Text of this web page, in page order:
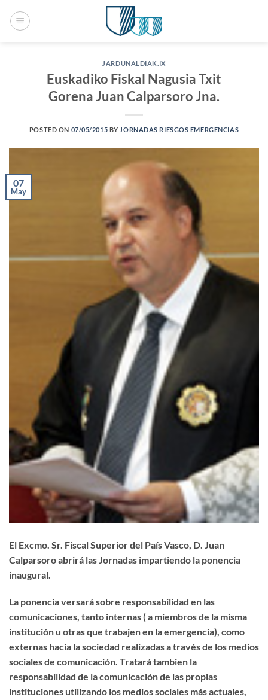
JARDUNALDIAK.IX
Euskadiko Fiskal Nagusia Txit
Gorena Juan Calparsoro Jna.
POSTED ON 07/05/2015 BY JORNADAS RIESGOS EMERGENCIAS
07
May
El Excmo. Sr. Fiscal Superior del País Vasco, D. Juan
Calparsoro abrirá las Jornadas impartiendo la ponencia
inaugural.
La ponencia versará sobre responsabilidad en las
comunicaciones, tanto internas ( a miembros de la misma
institución u otras que trabajen en la emergencia), como
externas hacia la sociedad realizadas a través de los medios
sociales de comunicación. Tratará tambien la
responsabilidad de la comunicación de las propias
instituciones utilizando los medios sociales más actuales,